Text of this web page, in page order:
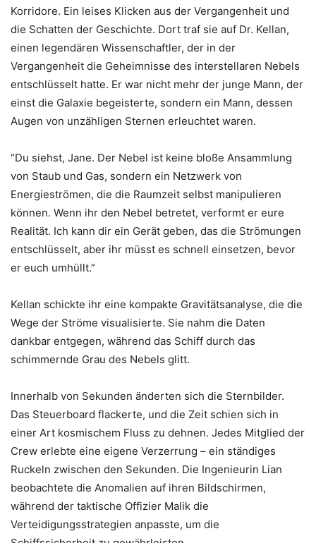
Korridore. Ein leises Klicken aus der Vergangenheit und
die Schatten der Geschichte. Dort traf sie auf Dr. Kellan,
einen legendären Wissenschaftler, der in der
Vergangenheit die Geheimnisse des interstellaren Nebels
entschlüsselt hatte. Er war nicht mehr der junge Mann, der
einst die Galaxie begeisterte, sondern ein Mann, dessen
Augen von unzähligen Sternen erleuchtet waren.
“Du siehst, Jane. Der Nebel ist keine bloße Ansammlung
von Staub und Gas, sondern ein Netzwerk von
Energieströmen, die die Raumzeit selbst manipulieren
können. Wenn ihr den Nebel betretet, verformt er eure
Realität. Ich kann dir ein Gerät geben, das die Strömungen
entschlüsselt, aber ihr müsst es schnell einsetzen, bevor
er euch umhüllt.”
Kellan schickte ihr eine kompakte Gravitätsanalyse, die die
Wege der Ströme visualisierte. Sie nahm die Daten
dankbar entgegen, während das Schiff durch das
schimmernde Grau des Nebels glitt.
Innerhalb von Sekunden änderten sich die Sternbilder.
Das Steuerboard flackerte, und die Zeit schien sich in
einer Art kosmischem Fluss zu dehnen. Jedes Mitglied der
Crew erlebte eine eigene Verzerrung – ein ständiges
Ruckeln zwischen den Sekunden. Die Ingenieurin Lian
beobachtete die Anomalien auf ihren Bildschirmen,
während der taktische Offizier Malik die
Verteidigungsstrategien anpasste, um die